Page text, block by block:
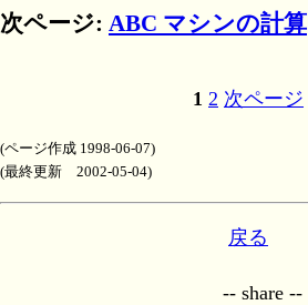
次ページ: ABC マシンの計算
1 2 次ページ
(ページ作成 1998-06-07)
(最終更新 2002-05-04)
戻る
-- share --